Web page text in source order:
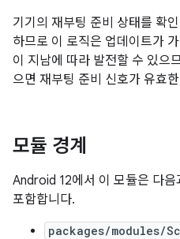
기기의 재부팅 준비 상태를 확
하므로 이 로직은 업데이트가
이 지남에 따라 발전할 수 있으
으면 재부팅 준비 신호가 유효
모듈 경계
Android 12에서 이 모듈은 다
포함합니다.
packages/modules/